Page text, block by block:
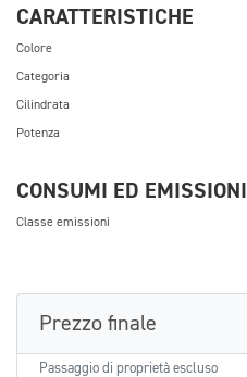
CARATTERISTICHE
Colore
Categoria
Cilindrata
Potenza
CONSUMI ED EMISSIONI
Classe emissioni
Prezzo finale
Passaggio di proprietà escluso